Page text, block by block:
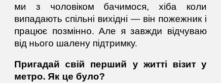
ми з чоловіком бачимося, хіба коли
випадають спільні вихідні — він пожежник і
працює позмінно. Але я завжди відчуваю
від нього шалену підтримку.
Пригадай свій перший у житті візит у
метро. Як це було?